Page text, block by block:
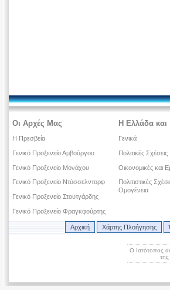
Οι Αρχές Μας
Η Πρεσβεία
Γενικό Προξενείο Αμβούργου
Γενικό Προξενείο Μονάχου
Γενικό Προξενείο Ντύσσελντορφ
Γενικό Προξενείο Στουτγάρδης
Γενικό Προξενείο Φραγκφούρτης
Η Ελλάδα και
Γενικά
Πολιτικές Σχέσεις
Οικονομικές και
Πολιτιστικές
Ομογένεια
Αρχική Χάρτης Πλοήγησης
Ο Ιστότοπος